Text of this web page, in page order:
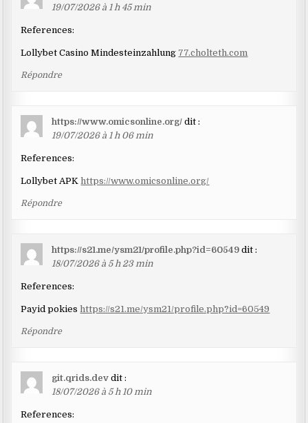
19/07/2026 à 1 h 45 min
References:
Lollybet Casino Mindesteinzahlung 77.cholteth.com
Répondre
https://www.omicsonline.org/ dit :
19/07/2026 à 1 h 06 min
References:
Lollybet APKhttps://www.omicsonline.org/
Répondre
https://s21.me/ysm21/profile.php?id=60549 dit :
18/07/2026 à 5 h 23 min
References:
Payid pokies https://s21.me/ysm21/profile.php?id=60549
Répondre
git.qrids.dev dit :
18/07/2026 à 5 h 10 min
References: